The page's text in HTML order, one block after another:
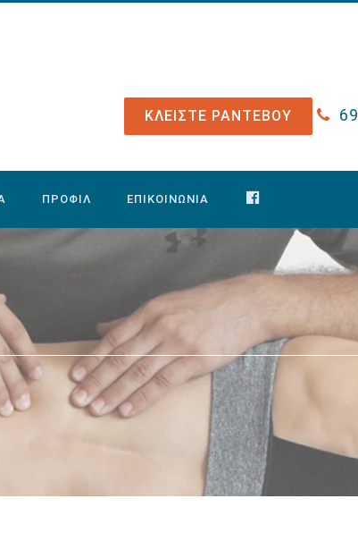
ΚΛΕΙΣΤΕ ΡΑΝΤΕΒΟΥ
ΠΡΟΦΙΛ ΕΠΙΚΟΙΝΩΝΙΑ